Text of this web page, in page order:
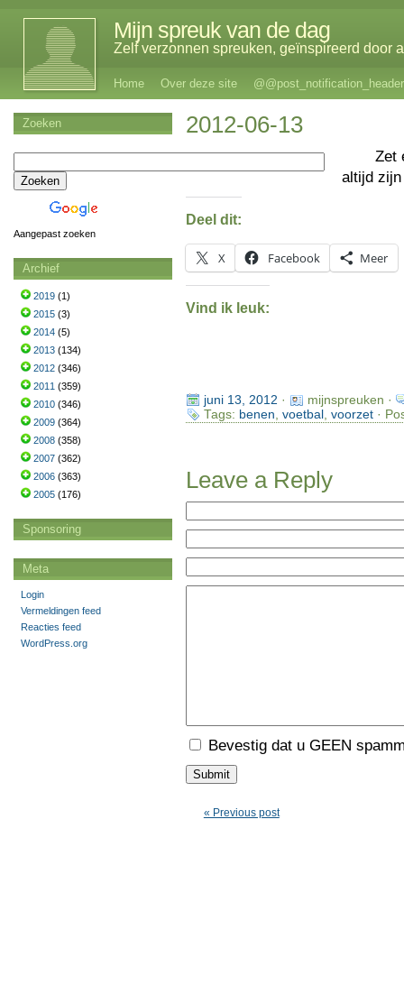
Mijn spreuk van de dag
Zelf verzonnen spreuken, geïnspireerd door
Home Over deze site @@post_notification_header
2012-06-13
Zet
altijd
Deel dit:
X Facebook Meer
Vind ik leuk:
juni 13, 2012 ·
mijnspreuken ·
Tags: benen voetbal voorzet·
Leave a Reply
Bevestig dat u GEEN
« Previous post
Zoeken
Aangepast zoeken
Archief
2019 (1)
2015 (3)
2014 (5)
2013 (134)
2012 (346)
2011 (359)
2010 (346)
2009 (364)
2008 (358)
2007 (362)
2006 (363)
2005 (176)
Sponsoring
Meta
Login
Vermeldingen feed
Reacties feed
WordPress.org